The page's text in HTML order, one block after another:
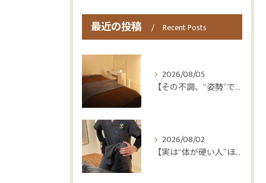
最近の投稿 Recent Posts
2026/08/05
【その不調、“姿勢”ではなく“呼吸”かもしれません😮‍💨】
2026/08/02
【実は“体が硬い人”ほど疲れやすい😳】